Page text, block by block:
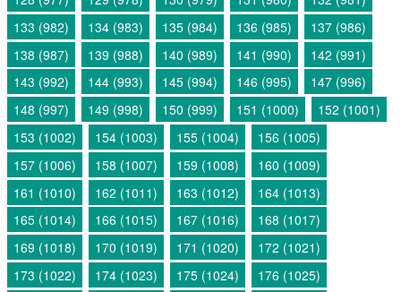
133 (982)
134 (983) 135 (984) 136 (985)
137 (986)
138 (987)
139 (988) 140 (989) 141 (990)
142 (991)
143 (992)
144 (993) 145 (994) 146 (995)
147 (996)
148 (997)
149 (998) 150 (999) 151 (1000)
152 (1001)
153 (1002)
154 (1003) 155 (1004)
156 (1005)
157 (1006)
158 (1007) 159 (1008)
160 (1009)
161 (1010)
162 (1011) 163 (1012)
164 (1013)
165 (1014)
166 (1015) 167 (1016)
168 (1017)
169 (1018)
170 (1019) 171 (1020)
172 (1021)
173 (1022)
174 (1023) 175 (1024)
176 (1025)